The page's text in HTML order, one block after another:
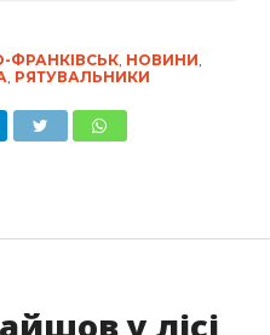
ФРАНКІВСЬК, НОВИНИ,
, РЯТУВАЛЬНИКИ